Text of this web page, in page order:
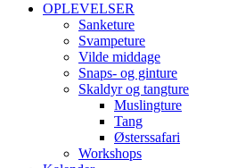
OPLEVELSER
Sanketure
Svampeture
Vilde middage
Snaps- og ginture
Skaldyr og tangture
Muslingture
Tang
Østerssafari
Workshops